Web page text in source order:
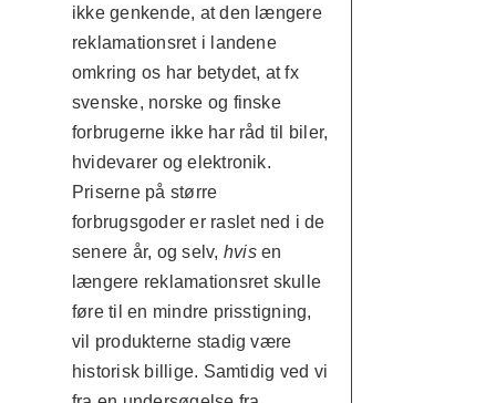
ikke genkende, at den længere
reklamationsret i landene
omkring os har betydet, at fx
svenske, norske og finske
forbrugerne ikke har råd til biler,
hvidevarer og elektronik.
Priserne på større
forbrugsgoder er raslet ned i de
senere år, og selv, hvisen
længere reklamationsret skulle
føre til en mindre prisstigning,
vil produkterne stadig være
historisk billige. Samtidig ved vi